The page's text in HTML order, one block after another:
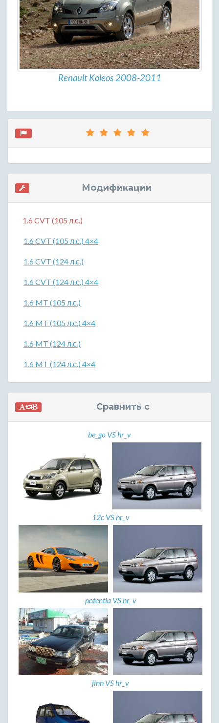
Renault Koleos 2008-2011
Модификации
1.6 CVT (105 л.с.)
1.6 CVT (105 л.с.) 4×4
1.6 CVT (124 л.с.)
1.6 CVT (124 л.с.) 4×4
1.6 MT (105 л.с.)
1.6 MT (105 л.с.) 4×4
1.6 MT (124 л.с.)
1.6 MT (124 л.с.) 4×4
Сравнить с
be_go VS hr_v
12c VS hr_v
potentia VS hr_v
jinn VS hr_v